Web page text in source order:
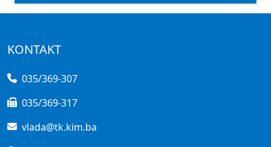
KONTAKT
035/369-307
035/369-317
vlada@tk.kim.ba